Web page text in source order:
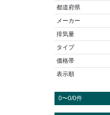
都道府県
メーカー
排気量
タイプ
価格帯
表示順
0〜0/0件